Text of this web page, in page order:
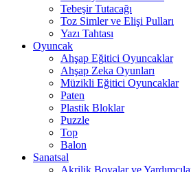
Tebeşir Tutacağı
Toz Simler ve Elişi Pulları
Yazı Tahtası
Oyuncak
Ahşap Eğitici Oyuncaklar
Ahşap Zeka Oyunları
Müzikli Eğitici Oyuncaklar
Paten
Plastik Bloklar
Puzzle
Top
Balon
Sanatsal
Akrilik Boyalar ve